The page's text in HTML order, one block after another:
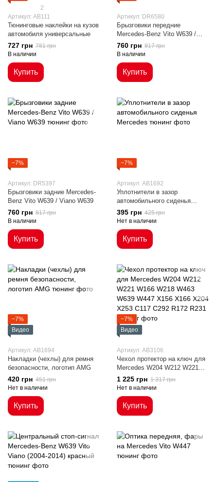
2
Артикул: AB111
Тюнинговые наклейки на кузов
автомобиля универсальные
727 грн 781 грн
В наличии
Купить
Артикул: DR6580
Брызговики передние
Mercedes-Benz Vito W639 /
Viano W639
760 грн 817 грн
В наличии
Купить
−7%
Артикул: DR5397
Брызговики задние Mercedes-
Benz Vito W639 / Viano W639
760 грн 817 грн
В наличии
Купить
−7%
Артикул: AB1692
Уплотнители в зазор
автомобильного сиденья
Mercedes
395 грн 425 грн
Нет в наличии
Купить
−7%
Видео
Артикул: AB1694
Накладки (чехлы) для ремня
безопасности, логотип AMG
420 грн 451 грн
Нет в наличии
Купить
−7%
Видео
Артикул: AB3106
Чехол протектор на ключ для
Mercedes W204 W212 W221
W166 W218 W463 W639 W447
X156 X166 X204 X253 C117
1 225 грн 1 317 грн
Нет в наличии
Купить